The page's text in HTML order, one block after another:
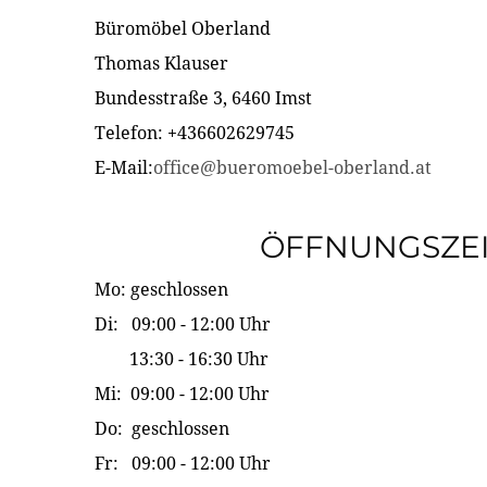
Büromöbel Oberland
Thomas Klauser
Bundesstraße 3, 6460 Imst
Telefon: +436602629745
E-Mail:office@bueromoebel-oberland.at
Mo: geschlossen
Di: 09:00 - 12:00 Uhr
13:30 - 16:30 Uhr
Mi: 09:00 - 12:00 Uhr
Do: geschlossen
Fr: 09:00 - 12:00 Uhr